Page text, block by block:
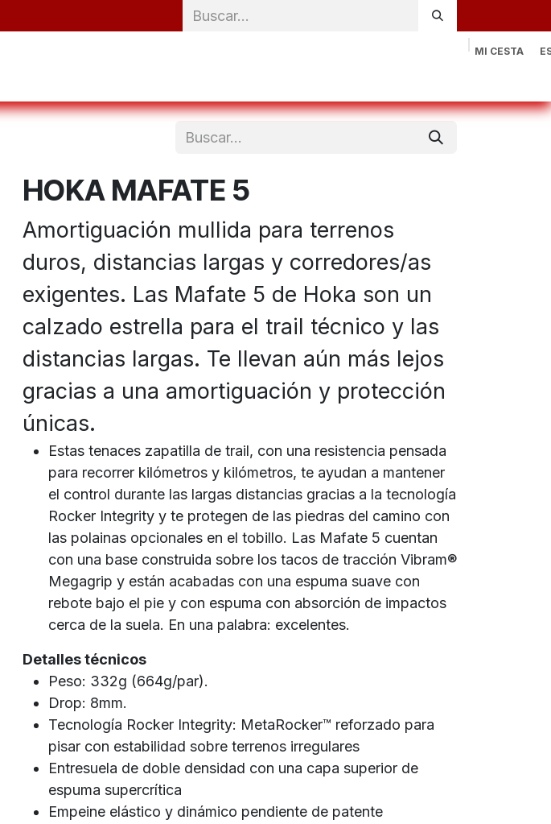
MI CESTA
HOKA MAFATE 5
Amortiguación mullida para terrenos
duros, distancias largas y corredores/as
exigentes. Las Mafate 5 de Hoka son un
calzado estrella para el trail técnico y las
distancias largas. Te llevan aún más lejos
gracias a una amortiguación y protección
únicas.
Estas tenaces zapatilla de trail, con una resistencia pensada
para recorrer kilómetros y kilómetros, te ayudan a mantener
el control durante las largas distancias gracias a la tecnología
Rocker Integrity y te protegen de las piedras del camino con
las polainas opcionales en el tobillo. Las Mafate 5 cuentan
con una base construida sobre los tacos de tracción Vibram®
Megagrip y están acabadas con una espuma suave con
rebote bajo el pie y con espuma con absorción de impactos
cerca de la suela. En una palabra: excelentes.
Detalles técnicos
Peso: 332g (664g/par).
Drop: 8mm.
Tecnología Rocker Integrity: MetaRocker™ reforzado para
pisar con estabilidad sobre terrenos irregulares
Entresuela de doble densidad con una capa superior de
espuma supercrítica
Empeine elástico y dinámico pendiente de patente